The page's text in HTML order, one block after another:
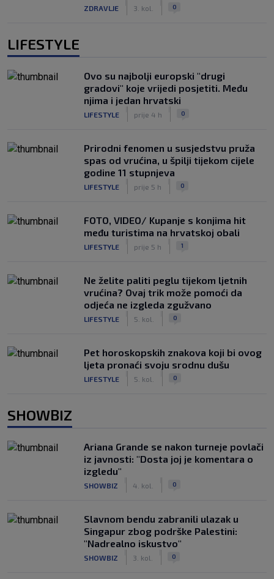
ZDRAVLJE 3. kol. 0
LIFESTYLE
Ovo su najbolji europski "drugi
gradovi" koje vrijedi posjetiti. Među
njima i jedan hrvatski
LIFESTYLE prije 4 h 0
Prirodni fenomen u susjedstvu pruža
spas od vrućina, u špilji tijekom cijele
godine 11 stupnjeva
LIFESTYLE prije 5 h 0
FOTO, VIDEO/ Kupanje s konjima hit
među turistima na hrvatskoj obali
LIFESTYLE prije 5 h 1
Ne želite paliti peglu tijekom ljetnih
vrućina? Ovaj trik može pomoći da
odjeća ne izgleda zgužvano
LIFESTYLE 5. kol. 0
Pet horoskopskih znakova koji bi ovog
ljeta pronaći svoju srodnu dušu
LIFESTYLE 5. kol. 0
SHOWBIZ
Ariana Grande se nakon turneje povlači
iz javnosti: "Dosta joj je komentara o
izgledu"
SHOWBIZ 4. kol. 0
Slavnom bendu zabranili ulazak u
Singapur zbog podrške Palestini:
"Nadrealno iskustvo"
SHOWBIZ 3. kol. 0